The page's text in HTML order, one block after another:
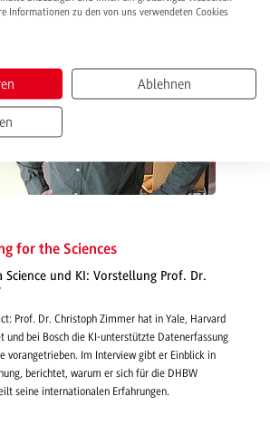
for the Sciences
Science und KI: Vorstellung Prof. Dr.
Prof. Dr. Christoph Zimmer hat in Yale, Harvard
und bei Bosch die KI-unterstützte Datenerfassung
vorangetrieben. Im Interview gibt er Einblick in
berichtet, warum er sich für die DHBW
seine internationalen Erfahrungen.
Informationen zu den von uns verwendeten Cookies
Ablehnen